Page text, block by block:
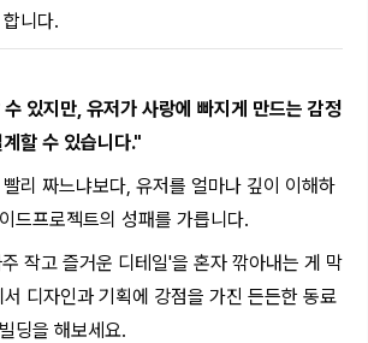
니다.
있지만, 유저가 사랑에 빠지게 만드는 감정
할 수 있습니다."
리 짜느냐보다, 유저를 얼마나 깊이 이해하
드프로젝트의 성패를 가릅니다.
작고 즐거운 디테일'을 혼자 깎아내는 게 막
디자인과 기획에 강점을 가진 든든한 동료
딩을 해보세요.